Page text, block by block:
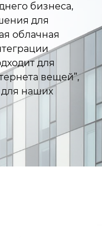
бизнеса,
для
облачная
для
вещей”,
для наших